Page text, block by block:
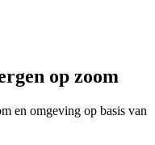
op zoom
en omgeving op basis van